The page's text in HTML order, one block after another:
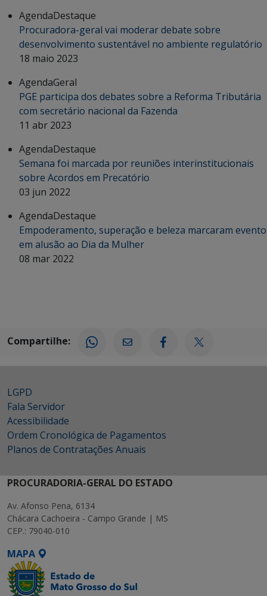
AgendaDestaque
Procuradora-geral vai moderar debate sobre
desenvolvimento sustentável no ambiente regulatório
18 maio 2023
AgendaGeral
PGE participa dos debates sobre a Reforma Tributária
com secretário nacional da Fazenda
11 abr 2023
AgendaDestaque
Semana foi marcada por reuniões interinstitucionais
sobre Acordos em Precatório
03 jun 2022
AgendaDestaque
Empoderamento, superação e beleza marcaram evento
em alusão ao Dia da Mulher
08 mar 2022
Compartilhe:
LGPD
Fala Servidor
Acessibilidade
Ordem Cronológica de Pagamentos
Planos de Contratações Anuais
PROCURADORIA-GERAL DO ESTADO
Av. Afonso Pena, 6134
Chácara Cachoeira - Campo Grande | MS
CEP.: 79040-010
MAPA